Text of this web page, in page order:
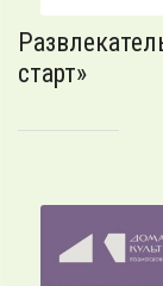
старт»